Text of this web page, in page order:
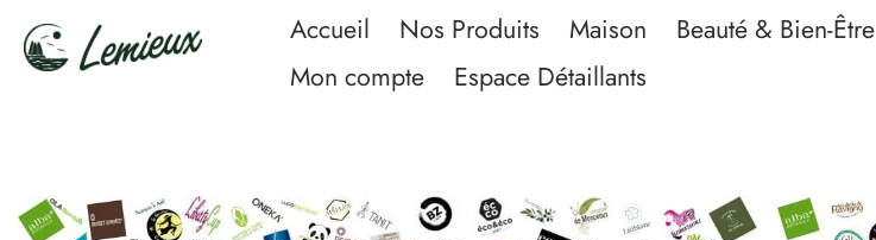
Accueil Nos Produits Maison Beauté & Bien-Être
Mon compte
Espace Détaillants